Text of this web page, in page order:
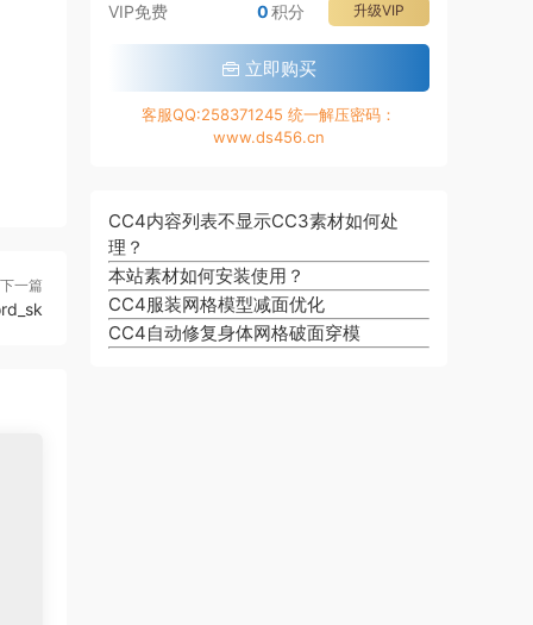
下一篇
VIP免费 升级VIP
0积分
立即购买
客服QQ:258371245 统一解压密码：
www.ds456.cn
CC4内容列表不显示CC3素材如何处
理？
本站素材如何安装使用？
CC4服装网格模型减面优化
CC4自动修复身体网格破面穿模